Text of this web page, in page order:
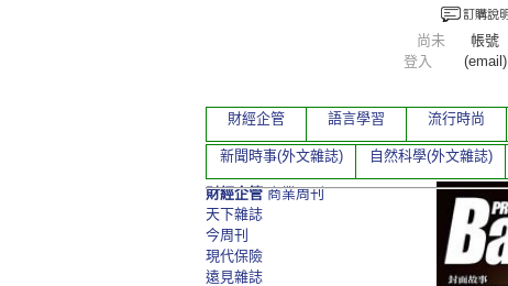
財經企管 商業周刊
天下雜誌
今周刊
現代保險
遠見雜誌
尚未
登入
帳號
(email)
財經企管
語言學習 流行時尚
新聞時事(外文雜誌) 自然科學(外文雜誌)